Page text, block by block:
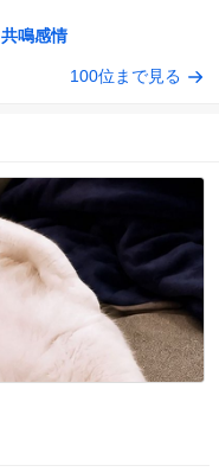
共鳴感情
100位まで見る